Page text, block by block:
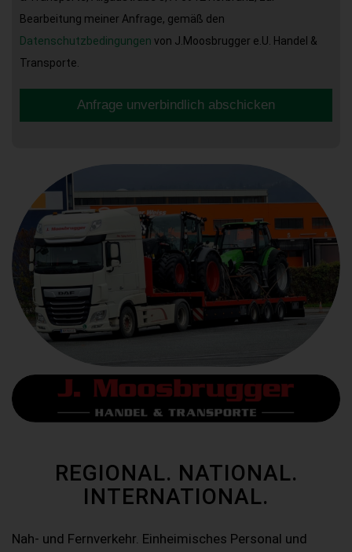
Bearbeitung meiner Anfrage, gemäß den
Datenschutzbedingungen von J.Moosbrugger e.U. Handel &
Transporte.
Anfrage unverbindlich abschicken
REGIONAL. NATIONAL.
INTERNATIONAL.
Nah- und Fernverkehr. Einheimisches Personal und